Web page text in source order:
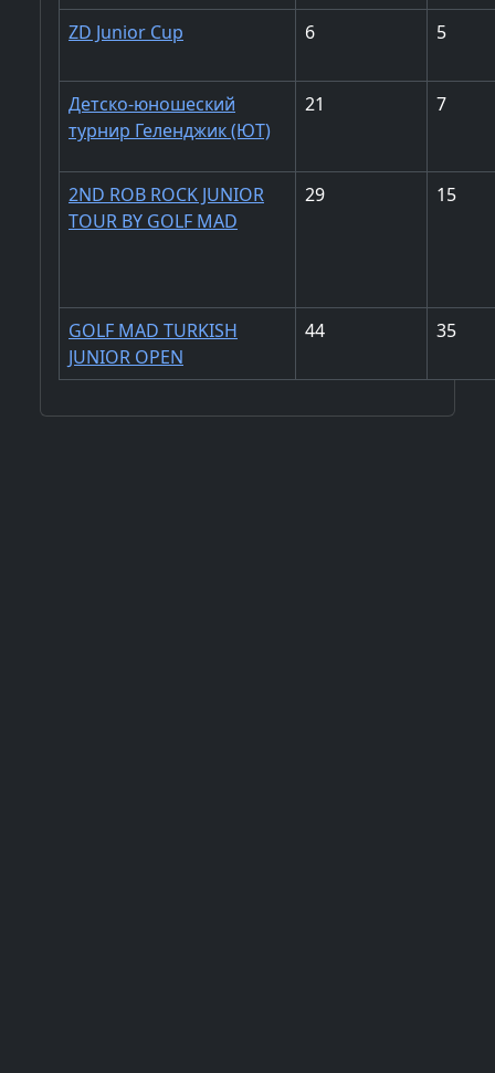
ZD Junior Cup 6 5
Детско-юношеский
турнир Геленджик (ЮТ)
21 7
2ND ROB ROCK JUNIOR
TOUR BY GOLF MAD
29 15
GOLF MAD TURKISH
JUNIOR OPEN
44 35